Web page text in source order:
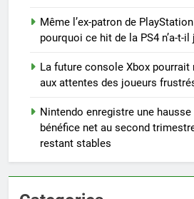
Même l’ex-patron de
pourquoi ce hit de la PS4 n’a-t-
La future console Xbox
aux attentes des joueurs
Nintendo enregistre une hausse
bénéfice net au second
restant stables